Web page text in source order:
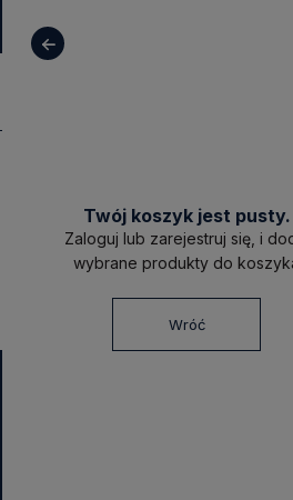
Twój koszyk jest pusty.
Zaloguj lub zarejestruj się, i
wybrane produkty do
Wróć
Ten produkt jest